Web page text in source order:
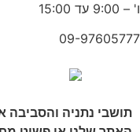
ו' – 9:00 עד 15:00
09-97605777
תושבי נתניה והסביבה